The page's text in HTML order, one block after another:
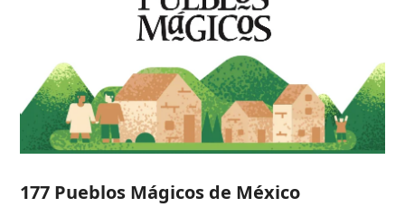
177 Pueblos Mágicos de México